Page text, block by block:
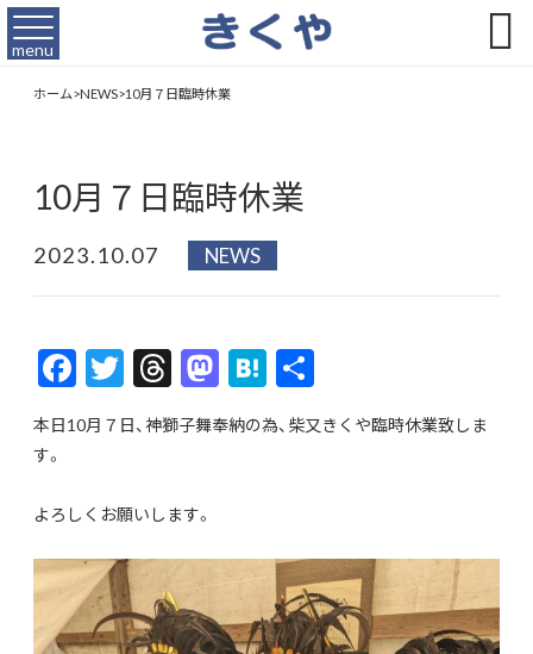
menu 
ホーム>NEWS>10月７日臨時休業
10月７日臨時休業
2023.10.07 NEWS
F
ac
e
o
o
k
T
w
itt
T
hr
ea
M
as
to
n
H
at
e
有
本日10月７日、神獅子舞奉納の為、柴又きくや臨時休業致しま
す。
よろしくお願いします。